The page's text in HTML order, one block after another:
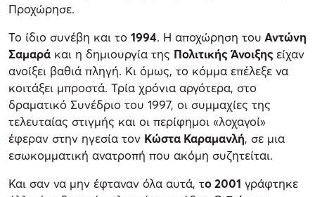
Προχώρησε.
Το ίδιο συνέβη και το 1994. Η αποχώρηση του Αντώνη
Σαμαρά και η δημιουργία της Πολιτικής Άνοιξης είχαν
ανοίξει βαθιά πληγή. Κι όμως, το κόμμα επέλεξε να
κοιτάξει μπροστά. Τρία χρόνια αργότερα, στο
δραματικό Συνέδριο του 1997, οι συμμαχίες της
τελευταίας στιγμής και οι περίφημοι «λοχαγοί»
έφεραν στην ηγεσία τον Κώστα Καραμανλή, σε μια
εσωκομματική ανατροπή που ακόμη συζητείται.
Και σαν να μην έφταναν όλα αυτά, το 2001 γράφτηκε